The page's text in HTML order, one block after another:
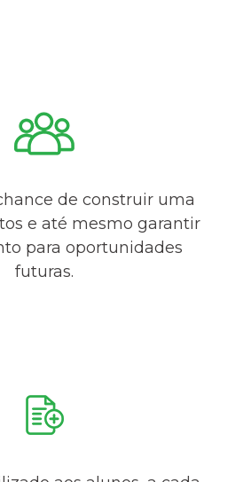
de construir uma
e até mesmo garantir
para oportunidades
futuras.